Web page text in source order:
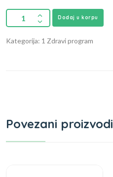
Dodaj u korpu
Kategorija: 1 Zdravi program
Povezani proizvodi